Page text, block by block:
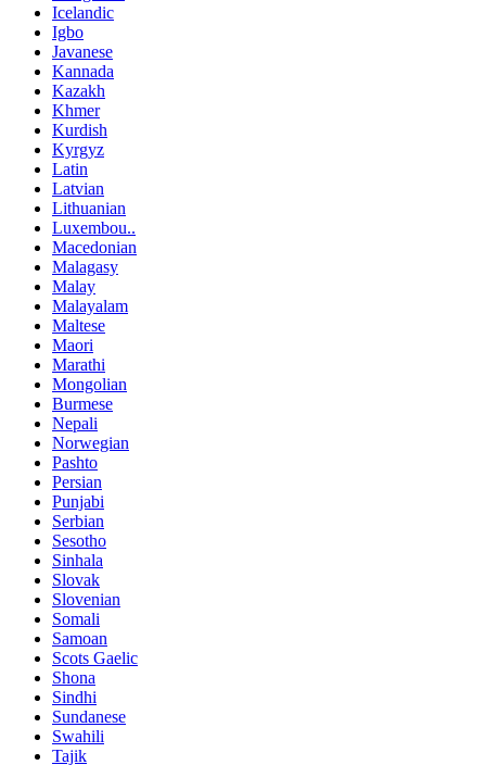
Icelandic
Igbo
Javanese
Kannada
Kazakh
Khmer
Kurdish
Kyrgyz
Latin
Latvian
Lithuanian
Luxembou..
Macedonian
Malagasy
Malay
Malayalam
Maltese
Maori
Marathi
Mongolian
Burmese
Nepali
Norwegian
Pashto
Persian
Punjabi
Serbian
Sesotho
Sinhala
Slovak
Slovenian
Somali
Samoan
Scots Gaelic
Shona
Sindhi
Sundanese
Swahili
Tajik